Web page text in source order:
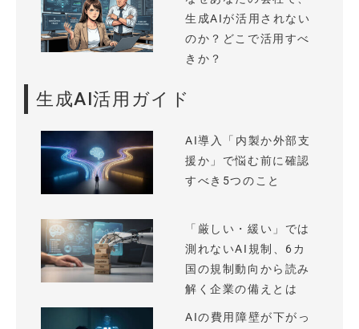
生成AIが活用されない
のか？どこで活用すべ
きか？
生成AI活用ガイド
AI導入「内製か外部支
援か」で悩む前に確認
すべき5つのこと
「厳しい・緩い」では
測れないAI規制、6カ
国の規制動向から読み
解く企業の備えとは
AIの費用障壁が下がっ